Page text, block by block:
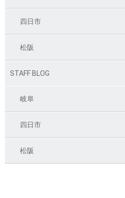
四日市
松阪
STAFF BLOG
岐阜
四日市
松阪